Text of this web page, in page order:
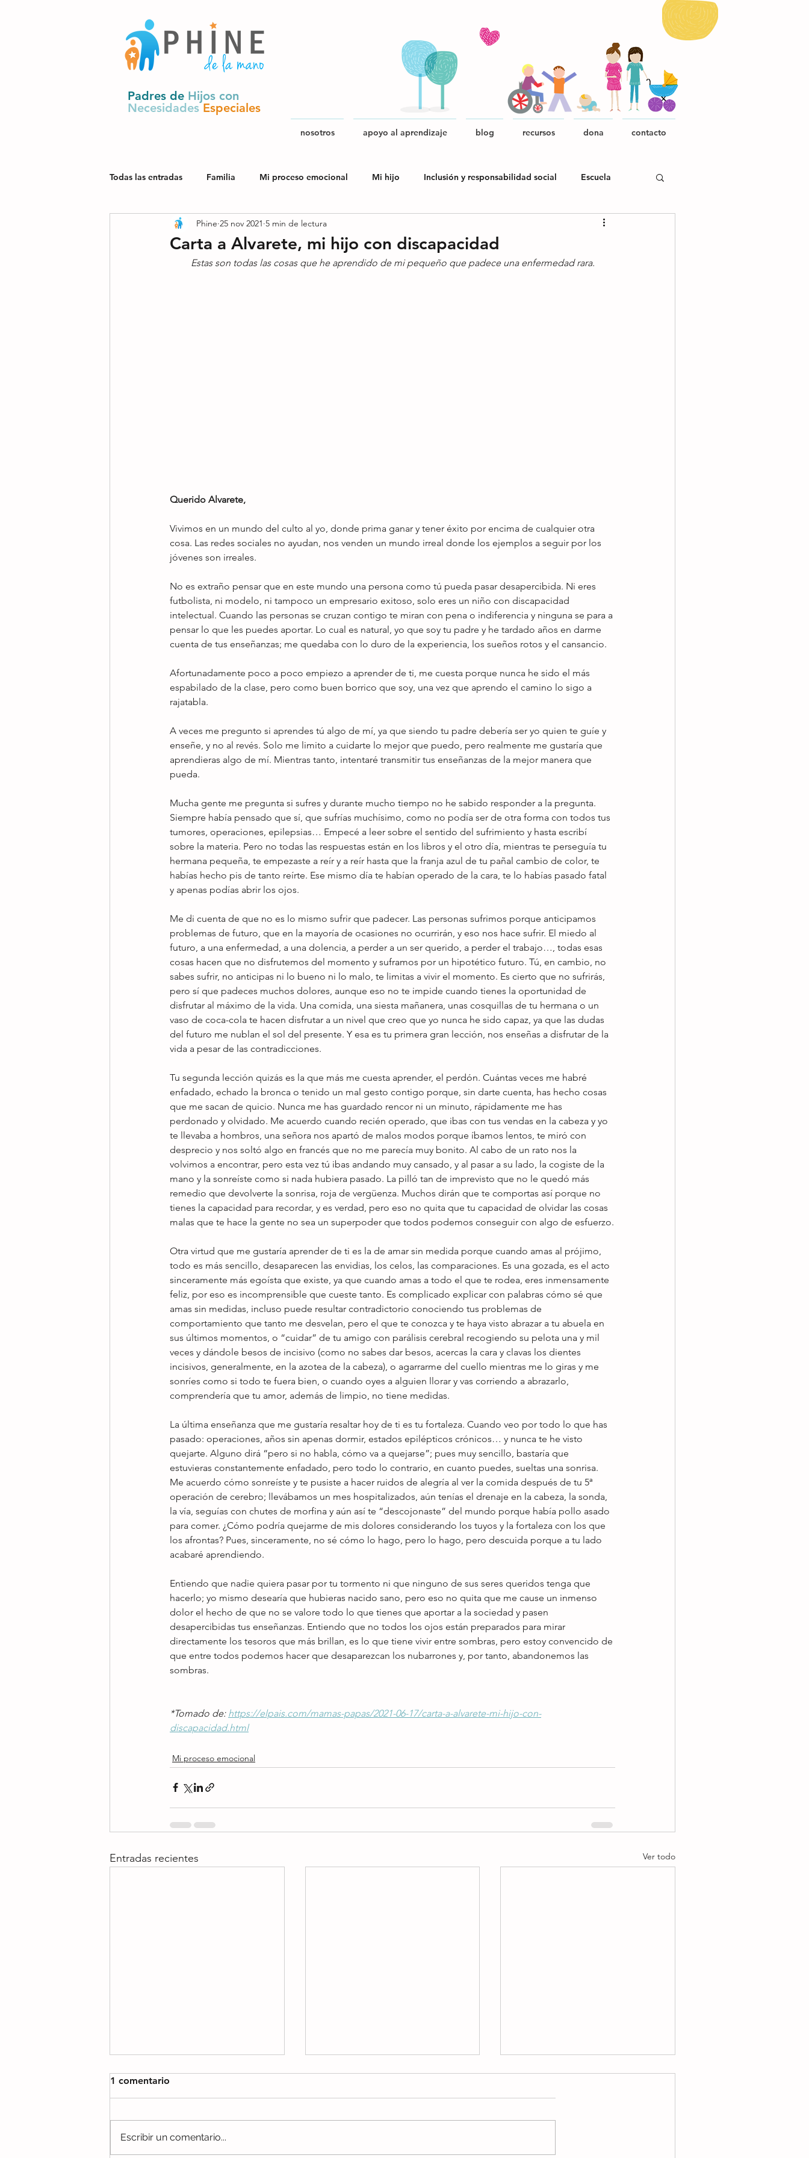
Padres de Hijos con
NecesidadesEspeciales
nosotros apoyo al aprendizaje blog recursos dona contacto
Todas las entradas Familia Mi proceso emocional Mi hijo Inclusión y responsabilidad social Escuela
Derechos y política pública
Carta a Alvarete, mi hijo con discapacidad
Phine 25 nov 2021 5 min de lectura
Estas son todas las cosas que he aprendido de mi pequeño que padece una enfermedad rara.
Querido Alvarete,
Vivimos en un mundo del culto al yo, donde prima ganar y tener éxito por encima de cualquier otra
cosa. Las redes sociales no ayudan, nos venden un mundo irreal donde los ejemplos a seguir por los
jóvenes son irreales.
No es extraño pensar que en este mundo una persona como tú pueda pasar desapercibida. Ni eres
futbolista, ni modelo, ni tampoco un empresario exitoso, solo eres un niño con discapacidad
intelectual. Cuando las personas se cruzan contigo te miran con pena o indiferencia y ninguna se para a
pensar lo que les puedes aportar. Lo cual es natural, yo que soy tu padre y he tardado años en darme
cuenta de tus enseñanzas; me quedaba con lo duro de la experiencia, los sueños rotos y el cansancio.
Afortunadamente poco a poco empiezo a aprender de ti, me cuesta porque nunca he sido el más
espabilado de la clase, pero como buen borrico que soy, una vez que aprendo el camino lo sigo a
rajatabla.
A veces me pregunto si aprendes tú algo de mí, ya que siendo tu padre debería ser yo quien te guíe y
enseñe, y no al revés. Solo me limito a cuidarte lo mejor que puedo, pero realmente me gustaría que
aprendieras algo de mí. Mientras tanto, intentaré transmitir tus enseñanzas de la mejor manera que
pueda.
Mucha gente me pregunta si sufres y durante mucho tiempo no he sabido responder a la pregunta.
Siempre había pensado que sí, que sufrías muchísimo, como no podía ser de otra forma con todos tus
tumores, operaciones, epilepsias… Empecé a leer sobre el sentido del sufrimiento y hasta escribí
sobre la materia. Pero no todas las respuestas están en los libros y el otro día, mientras te perseguía tu
hermana pequeña, te empezaste a reír y a reír hasta que la franja azul de tu pañal cambio de color, te
habías hecho pis de tanto reírte. Ese mismo día te habían operado de la cara, te lo habías pasado fatal
y apenas podías abrir los ojos.
Me di cuenta de que no es lo mismo sufrir que padecer. Las personas sufrimos porque anticipamos
problemas de futuro, que en la mayoría de ocasiones no ocurrirán, y eso nos hace sufrir. El miedo al
futuro, a una enfermedad, a una dolencia, a perder a un ser querido, a perder el trabajo…, todas esas
cosas hacen que no disfrutemos del momento y suframos por un hipotético futuro. Tú, en cambio, no
sabes sufrir, no anticipas ni lo bueno ni lo malo, te limitas a vivir el momento. Es cierto que no sufrirás,
pero sí que padeces muchos dolores, aunque eso no te impide cuando tienes la oportunidad de
disfrutar al máximo de la vida. Una comida, una siesta mañanera, unas cosquillas de tu hermana o un
vaso de coca-cola te hacen disfrutar a un nivel que creo que yo nunca he sido capaz, ya que las dudas
del futuro me nublan el sol del presente. Y esa es tu primera gran lección, nos enseñas a disfrutar de la
vida a pesar de las contradicciones.
Tu segunda lección quizás es la que más me cuesta aprender, el perdón. Cuántas veces me habré
enfadado, echado la bronca o tenido un mal gesto contigo porque, sin darte cuenta, has hecho cosas
que me sacan de quicio. Nunca me has guardado rencor ni un minuto, rápidamente me has
perdonado y olvidado. Me acuerdo cuando recién operado, que ibas con tus vendas en la cabeza y yo
te llevaba a hombros, una señora nos apartó de malos modos porque íbamos lentos, te miró con
desprecio y nos soltó algo en francés que no me parecía muy bonito. Al cabo de un rato nos la
volvimos a encontrar, pero esta vez tú ibas andando muy cansado, y al pasar a su lado, la cogiste de la
mano y la sonreíste como si nada hubiera pasado. La pilló tan de imprevisto que no le quedó más
remedio que devolverte la sonrisa, roja de vergüenza. Muchos dirán que te comportas así porque no
tienes la capacidad para recordar, y es verdad, pero eso no quita que tu capacidad de olvidar las cosas
malas que te hace la gente no sea un superpoder que todos podemos conseguir con algo de esfuerzo.
Otra virtud que me gustaría aprender de ti es la de amar sin medida porque cuando amas al prójimo,
todo es más sencillo, desaparecen las envidias, los celos, las comparaciones. Es una gozada, es el acto
sinceramente más egoísta que existe, ya que cuando amas a todo el que te rodea, eres inmensamente
feliz, por eso es incomprensible que cueste tanto. Es complicado explicar con palabras cómo sé que
amas sin medidas, incluso puede resultar contradictorio conociendo tus problemas de
comportamiento que tanto me desvelan, pero el que te conozca y te haya visto abrazar a tu abuela en
sus últimos momentos, o “cuidar” de tu amigo con parálisis cerebral recogiendo su pelota una y mil
veces y dándole besos de incisivo (como no sabes dar besos, acercas la cara y clavas los dientes
incisivos, generalmente, en la azotea de la cabeza), o agarrarme del cuello mientras me lo giras y me
sonríes como si todo te fuera bien, o cuando oyes a alguien llorar y vas corriendo a abrazarlo,
comprendería que tu amor, además de limpio, no tiene medidas.
La última enseñanza que me gustaría resaltar hoy de ti es tu fortaleza. Cuando veo por todo lo que has
pasado: operaciones, años sin apenas dormir, estados epilépticos crónicos… y nunca te he visto
quejarte. Alguno dirá “pero si no habla, cómo va a quejarse”; pues muy sencillo, bastaría que
estuvieras constantemente enfadado, pero todo lo contrario, en cuanto puedes, sueltas una sonrisa.
Me acuerdo cómo sonreíste y te pusiste a hacer ruidos de alegría al ver la comida después de tu 5ª
operación de cerebro; llevábamos un mes hospitalizados, aún tenías el drenaje en la cabeza, la sonda,
la vía, seguías con chutes de morfina y aún así te “descojonaste” del mundo porque había pollo asado
para comer. ¿Cómo podría quejarme de mis dolores considerando los tuyos y la fortaleza con los que
los afrontas? Pues, sinceramente, no sé cómo lo hago, pero lo hago, pero descuida porque a tu lado
acabaré aprendiendo.
Entiendo que nadie quiera pasar por tu tormento ni que ninguno de sus seres queridos tenga que
hacerlo; yo mismo desearía que hubieras nacido sano, pero eso no quita que me cause un inmenso
dolor el hecho de que no se valore todo lo que tienes que aportar a la sociedad y pasen
desapercibidas tus enseñanzas. Entiendo que no todos los ojos están preparados para mirar
directamente los tesoros que más brillan, es lo que tiene vivir entre sombras, pero estoy convencido de
que entre todos podemos hacer que desaparezcan los nubarrones y, por tanto, abandonemos las
sombras.
*Tomado de: https://elpais.com/mamas-papas/2021-06-17/carta-a-alvarete-mi-hijo-con-
discapacidad.html
Mi proceso emocional
Entradas recientes Ver todo
Gracias PHINE
1 comentario
Escribir un comentario...